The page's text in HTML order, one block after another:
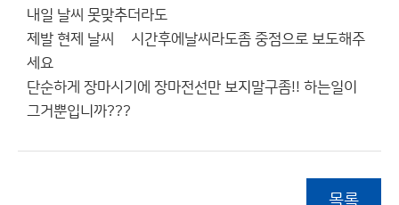
내일 날씨 못맞추더라도
제발 현제 날씨 몆시간후에날씨라도좀 중점으로 보도해주
세요
단순하게 장마시기에 장마전선만 보지말구좀!! 하는일이
그거뿐입니까???
목록